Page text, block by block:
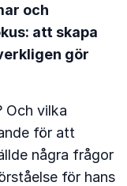
och
att skapa
gör
Och vilka
för att
några frågor
för hans